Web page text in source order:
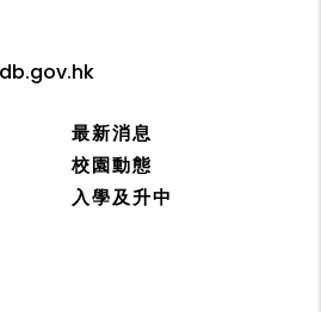
最新消息
校園動態
入學及升中